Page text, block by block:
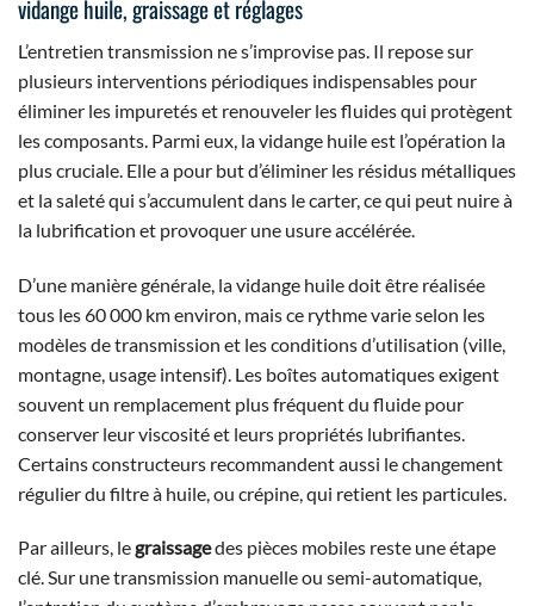
vidange huile, graissage et réglages
L’entretien transmission ne s’improvise pas. Il repose sur
plusieurs interventions périodiques indispensables pour
éliminer les impuretés et renouveler les fluides qui protègent
les composants. Parmi eux, la vidange huile est l’opération la
plus cruciale. Elle a pour but d’éliminer les résidus métalliques
et la saleté qui s’accumulent dans le carter, ce qui peut nuire à
la lubrification et provoquer une usure accélérée.
D’une manière générale, la vidange huile doit être réalisée
tous les 60 000 km environ, mais ce rythme varie selon les
modèles de transmission et les conditions d’utilisation (ville,
montagne, usage intensif). Les boîtes automatiques exigent
souvent un remplacement plus fréquent du fluide pour
conserver leur viscosité et leurs propriétés lubrifiantes.
Certains constructeurs recommandent aussi le changement
régulier du filtre à huile, ou crépine, qui retient les particules.
Par ailleurs, legraissagedes pièces mobiles reste une étape
clé. Sur une transmission manuelle ou semi-automatique,